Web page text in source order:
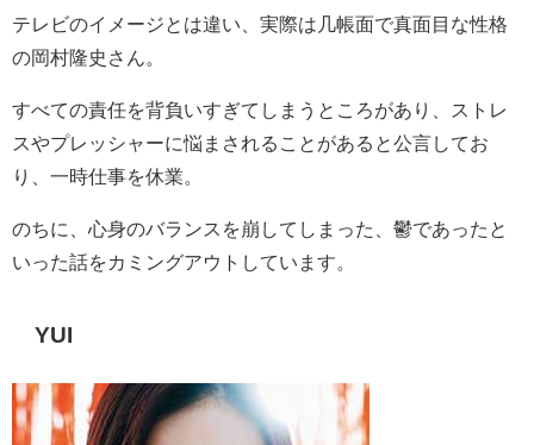
テレビのイメージとは違い、実際は几帳面で真面目な性格
の岡村隆史さん。
すべての責任を背負いすぎてしまうところがあり、ストレ
スやプレッシャーに悩まされることがあると公言してお
り、一時仕事を休業。
のちに、心身のバランスを崩してしまった、鬱であったと
いった話をカミングアウトしています。
YUI